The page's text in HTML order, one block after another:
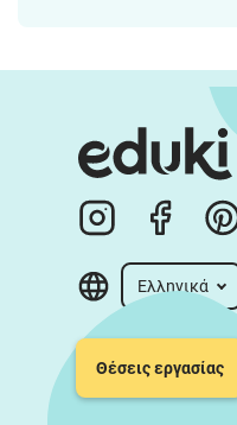
Ελληνικά
Θέσεις εργασίας